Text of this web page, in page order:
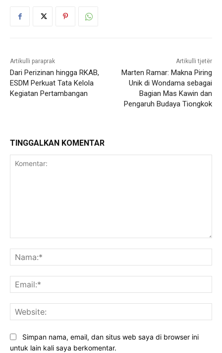
Artikulli paraprak
Dari Perizinan hingga RKAB,
ESDM Perkuat Tata Kelola
Kegiatan Pertambangan
Artikulli tjetër
Marten Ramar: Makna Piring
Unik di Wondama sebagai
Bagian Mas Kawin dan
Pengaruh Budaya Tiongkok
TINGGALKAN KOMENTAR
Simpan nama, email, dan situs web saya di browser ini
untuk lain kali saya berkomentar.